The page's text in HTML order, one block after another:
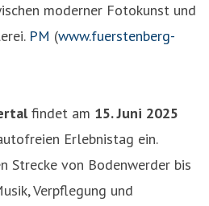
moderner Fotokunst und
PM (www.fuerstenberg-
findet am 15. Juni 2025
Erlebnistag ein.
Strecke von Bodenwerder bis
Verpflegung und